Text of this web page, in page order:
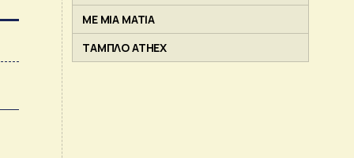
ΜΕ ΜΙΑ ΜΑΤΙΑ
ΤΑΜΠΛΟ ATHEX